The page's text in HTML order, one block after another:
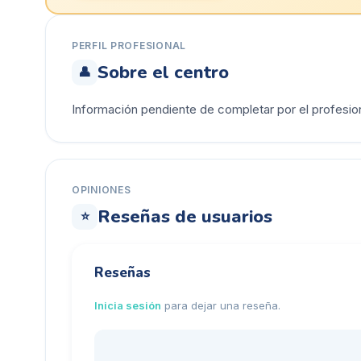
PERFIL PROFESIONAL
👤 Sobre el centro
Información pendiente de completar por el
OPINIONES
⭐ Reseñas de usuarios
Reseñas
Inicia sesión para dejar una reseña.